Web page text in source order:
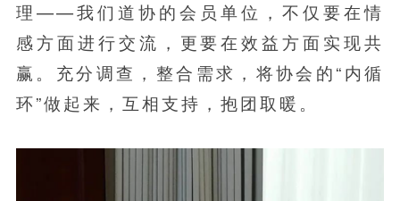
理——我们道协的会员单位，不仅要在情
感方面进行交流，更要在效益方面实现共
赢。充分调查，整合需求，将协会的“内循
环”做起来，互相支持，抱团取暖。